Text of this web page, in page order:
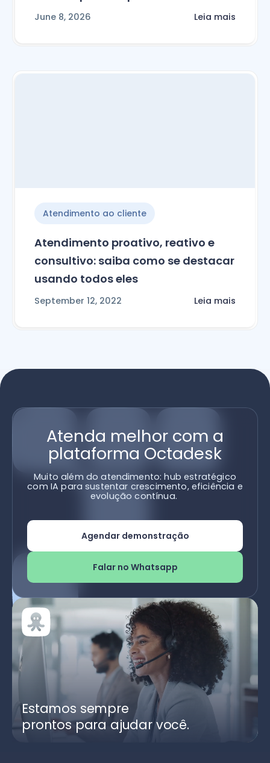
June 8, 2026 Leia mais
Atendimento ao cliente
Atendimento proativo, reativo e
consultivo: saiba como se destacar
usando todos eles
September 12, 2022 Leia mais
Atenda melhor com a
plataforma Octadesk
Muito além do atendimento: hub estratégico
com IA para sustentar crescimento, eficiência e
evolução contínua.
Agendar demonstração
Falar no Whatsapp
Estamos sempre
prontos para ajudar você.